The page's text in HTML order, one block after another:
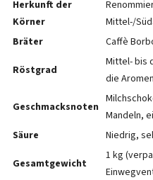
Herkunft der
Körner
Mittel-/
Bräter
Caffè
Röstgrad
Mittel- bis
die
Geschmacksnoten
Mandeln,
Säure
Niedrig,
Gesamtgewicht
1 kg